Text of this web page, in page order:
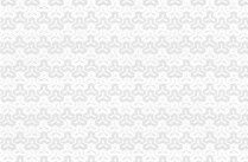
江津局重庆海关注册四项措施扶
万州局“红盾护民生”海关报关登
黔江局“三审三公示”海关报关注